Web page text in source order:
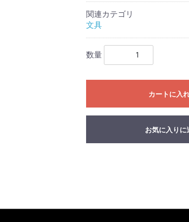
関連カテゴリ
文具
数量
カートに入
お気に入りに